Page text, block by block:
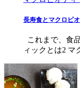
長寿食とマクロビ
これまで、食
ィックとは2 マ